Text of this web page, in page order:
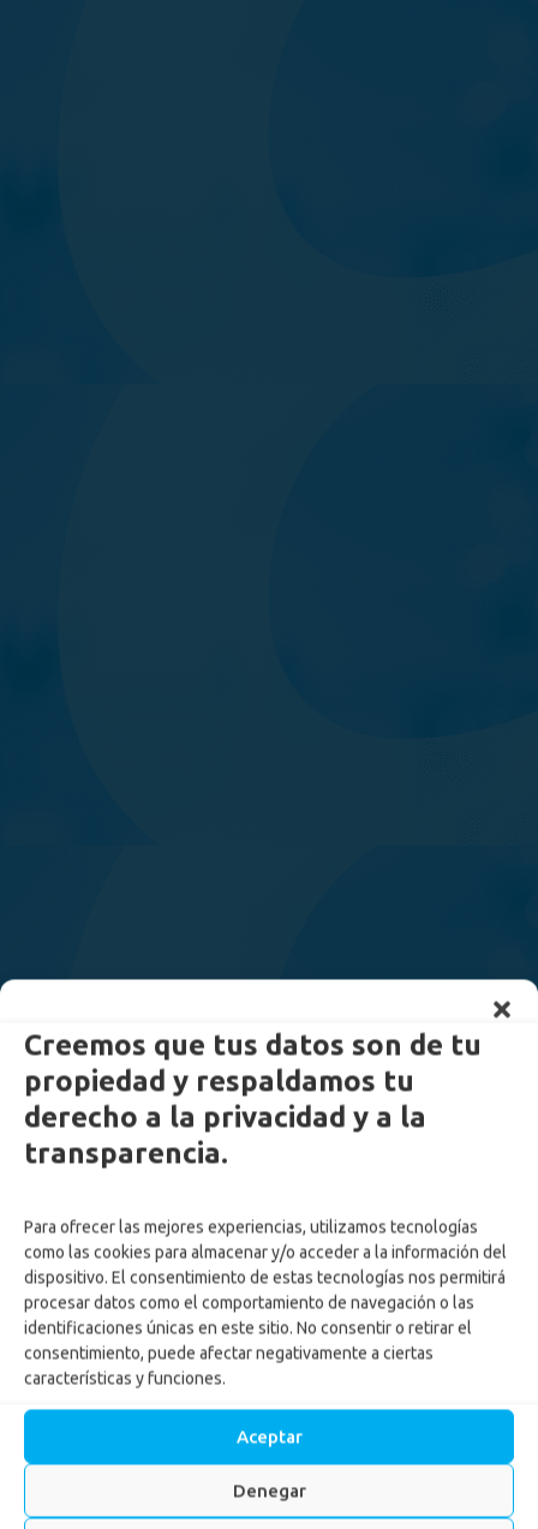
Creemos que tus datos son de tu
propiedad y respaldamos tu
derecho a la privacidad y a la
transparencia.
Para ofrecer las mejores experiencias, utilizamos tecnologías
como las cookies para almacenar y/o acceder a la información del
dispositivo. El consentimiento de estas tecnologías nos permitirá
procesar datos como el comportamiento de navegación o las
identificaciones únicas en este sitio. No consentir o retirar el
consentimiento, puede afectar negativamente a ciertas
características y funciones.
Aceptar
Denegar